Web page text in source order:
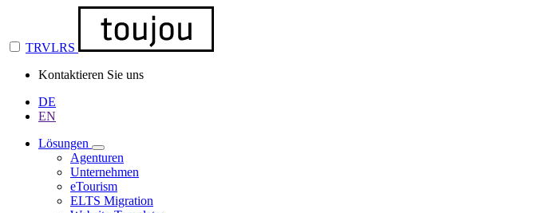
TRVLRS
Kontaktieren Sie uns
DE
EN
Lösungen
Agenturen
Unternehmen
eTourism
ELTS Migration